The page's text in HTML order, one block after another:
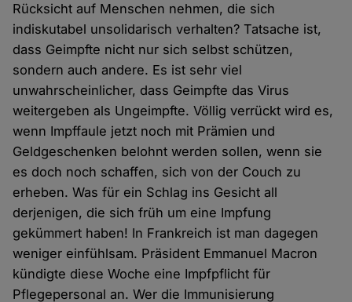
Rücksicht auf Menschen nehmen, die sich
indiskutabel unsolidarisch verhalten? Tatsache ist,
dass Geimpfte nicht nur sich selbst schützen,
sondern auch andere. Es ist sehr viel
unwahrscheinlicher, dass Geimpfte das Virus
weitergeben als Ungeimpfte. Völlig verrückt wird es,
wenn Impffaule jetzt noch mit Prämien und
Geldgeschenken belohnt werden sollen, wenn sie
es doch noch schaffen, sich von der Couch zu
erheben. Was für ein Schlag ins Gesicht all
derjenigen, die sich früh um eine Impfung
gekümmert haben! In Frankreich ist man dagegen
weniger einfühlsam. Präsident Emmanuel Macron
kündigte diese Woche eine Impfpflicht für
Pflegepersonal an. Wer die Immunisierung